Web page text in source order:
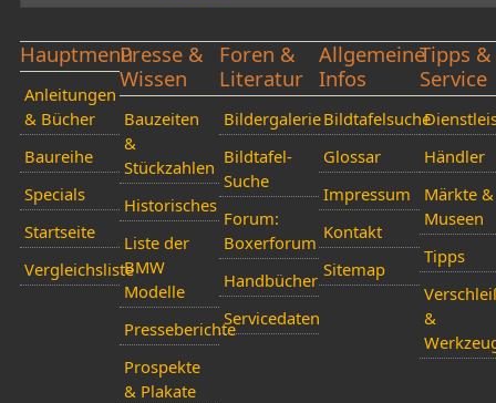
Hauptmenü
Anleitungen
& Bücher
Baureihe
Specials
Startseite
Vergleichsliste
Presse &
Wissen
Bauzeiten
&
Stückzahlen
Historisches
Liste der
BMW
Modelle
Presseberichte
Prospekte
& Plakate
Foren &
Literatur
Bildergalerie
Bildtafel-
Suche
Forum:
Boxerforum
Handbücher
Servicedaten
Allgemeine
Infos
Bildtafelsuche
Glossar
Impressum
Kontakt
Sitemap
Tipps &
Service
Händler
Märkte &
Museen
Tipps
&